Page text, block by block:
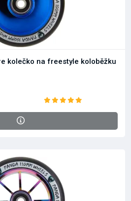
kolečko na freestyle koloběžku